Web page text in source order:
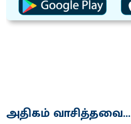
அதிகம் வாசித்தவை...